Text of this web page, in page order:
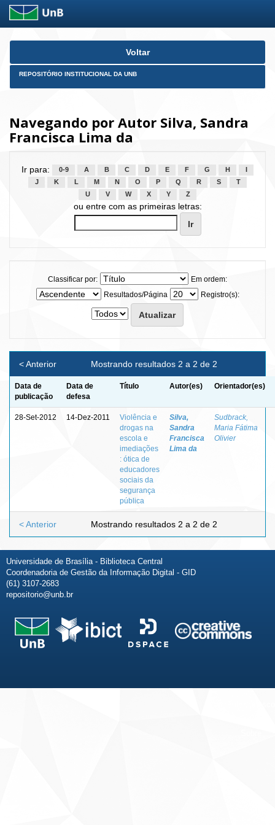
Skip
Voltar
REPOSITÓRIO INSTITUCIONAL DA UNB
Navegando por Autor Silva, Sandra
Francisca Lima da
Ir para: 0-9 A B C D E F G H
J
K L M N O P Q R S
T
U
V W X Y Z
ou entre com as primeiras letras:
Classificar por:
Em ordem:
Resultados/Página
Registro(s):
Mostrando resultados 2 a 2 de 2
< Anterior
Data de
publicação
Data de
defesa
Título Autor(es) Orientador(es)
28-Set-2012 14-Dez-2011
Violência e
drogas na
escola e
imediações
: ótica de
educadores
sociais da
segurança
pública
Silva,
Sandra
Francisca
Lima da
Sudbrack,
Maria Fátima
Olivier
Mostrando resultados 2 a 2 de 2
< Anterior
Universidade de Brasília - Biblioteca Central
Coordenadoria de Gestão da Informação Digital - GID
(61) 3107-2683
repositorio@unb.br